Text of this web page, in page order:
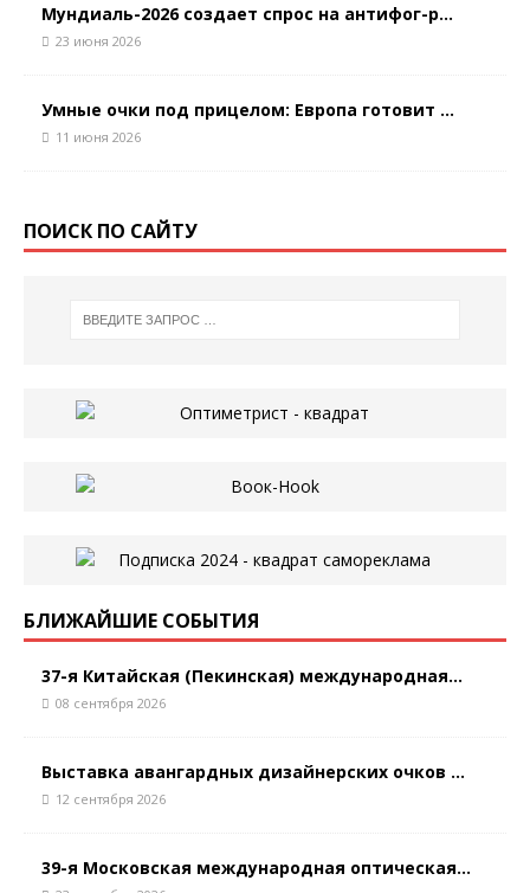
Мундиаль-2026 создает спрос на антифог-р...
23 июня 2026
Умные очки под прицелом: Европа готовит ...
11 июня 2026
ПОИСК ПО САЙТУ
БЛИЖАЙШИЕ СОБЫТИЯ
37-я Китайская (Пекинская) международная...
08 сентября 2026
Выставка авангардных дизайнерских очков ...
12 сентября 2026
39-я Московская международная оптическая...